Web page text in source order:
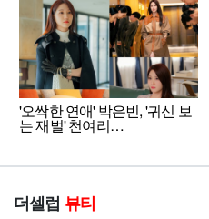
'오싹한 연애' 박은빈, '귀신 보
는 재벌' 천여리…
더셀럽 뷰티